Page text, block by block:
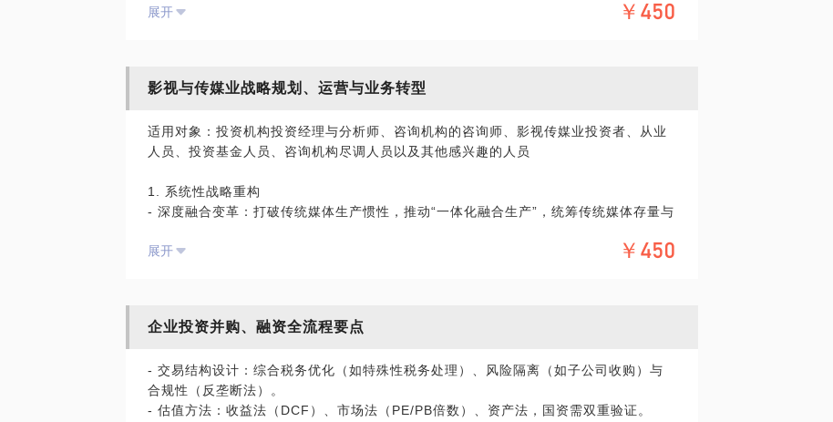
度，告别“蒙眼狂奔”。
执行，杜绝“草台班子”。
管控，资源向价值环节倾斜。
3. 业财融合渗透：财务人员参与业务会议（如定价策略、客户账期设计），从后端记录
三、合规经营与风险防控：筑牢生存底线
金可免刑责，虚开则重罚）。
四、高管财务素养提升：融资与决策必修课
0%），理性应对对赌条款。
2. 报表关键解读：看懂三张表逻辑（现金流表>利润表），识别“增长幻觉”（营收增但现
金流为负）。
展开 ￥450
影视与传媒业战略规划、运营与业务转型
适用对象：投资机构投资经理与分析师、咨询机构的咨询师、影视传媒业投资者、从业
人员、投资基金人员、咨询机构尽调人员以及其他感兴趣的人员
1. 系统性战略重构
- 深度融合变革：打破传统媒体生产惯性，推动“一体化融合生产”，统筹传统媒体存量与
- 技术驱动定位：以AI、大数据、VR/AR为核心竞争力，实现内容智能化生产与精准分
- 内容工业化：构建“IP生态圈”，开发多元内容形态（网络剧、短视频、互动剧）。
- 创作机制升级：建立产学研结合的人才培养体系，孵化复合型创作团队。
展开 ￥450
企业投资并购、融资全流程要点
- 交易结构设计：综合税务优化（如特殊性税务处理）、风险隔离（如子公司收购）与
合规性（反垄断法）。
- 估值方法：收益法（DCF）、市场法（PE/PB倍数）、资产法，国资需双重验证。